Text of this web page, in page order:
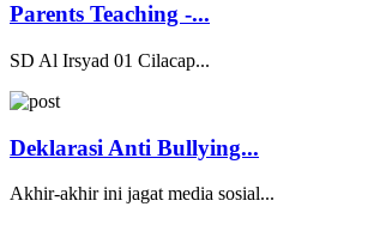
Parents Teaching -...
SD Al Irsyad 01 Cilacap...
Deklarasi Anti Bullying...
Akhir-akhir ini jagat media sosial...